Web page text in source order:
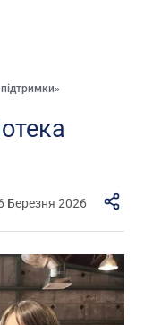
Березня 2026